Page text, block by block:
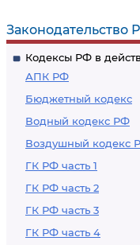
Законодательство
Кодексы РФ в
АПК РФ
Бюджетный кодекс
Водный кодекс РФ
Воздушный кодекс
ГК РФ часть 1
ГК РФ часть 2
ГК РФ часть 3
ГК РФ часть 4